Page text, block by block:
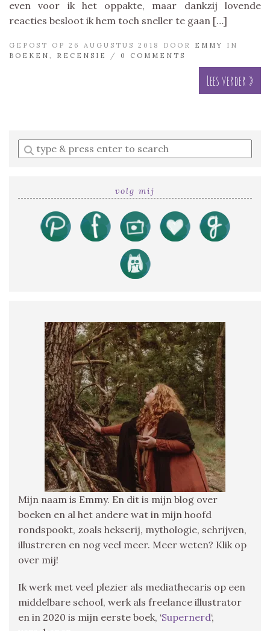
even voor ik het oppakte, maar dankzij lovende
reacties besloot ik hem toch sneller te gaan […]
GEPOST OP 26 AUGUSTUS 2018 DOOR EMMY
IN
BOEKEN
RECENSIE / 0 COMMENTS
Lees verder »
Enter
a
volg mij
Mijn naam is Emmy. En dit is mijn blog over
boeken en al het andere wat in mijn hoofd
rondspookt, zoals hekserij, mythologie, schrijven,
illustreren en nog veel meer. Meer weten? Klik op
over mij!
Ik werk met veel plezier als mediathecaris op een
middelbare school, werk als freelance illustrator
en in 2020 is mijn eerste boek, ‘Supernerd‘,